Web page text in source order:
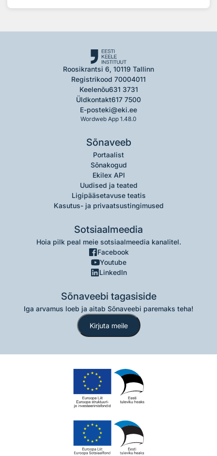
Roosikrantsi 6, 10119 Tallinn
Registrikood 70004011
Keelenõu631 3731
Üldkontakt617 7500
E-posteki@eki.ee
Wordweb App 1.48.0
Sõnaveeb
Portaalist
Sõnakogud
Ekilex API
Uudised ja teated
Ligipääsetavuse teatis
Kasutus- ja privaatsustingimused
Sotsiaalmeedia
Hoia pilk peal meie sotsiaalmeedia kanalitel.
Facebook
Youtube
LinkedIn
Sõnaveebi tagasiside
Iga arvamus loeb ja aitab Sõnaveebi paremaks teha!
Kirjuta meile